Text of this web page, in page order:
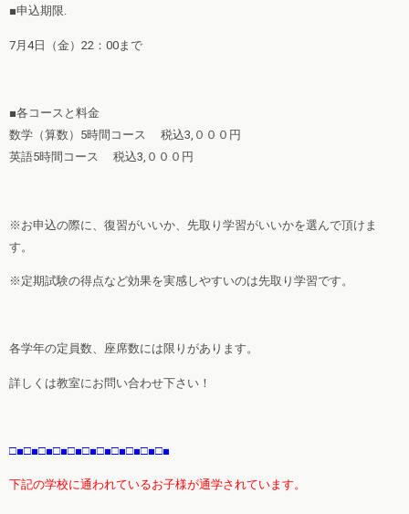
■申込期限.
7月4日（金）22：00まで
■各コースと料金
数学（算数）5時間コース 税込3,０００円
英語5時間コース 税込3,０００円
※お申込の際に、復習がいいか、先取り学習がいいかを選んで頂けま
す。
※定期試験の得点など効果を実感しやすいのは先取り学習です。
各学年の定員数、座席数には限りがあります。
詳しくは教室にお問い合わせ下さい！
□■□■□■□■□■□■□■□■□■□■□■
下記の学校に通われているお子様が通学されています。